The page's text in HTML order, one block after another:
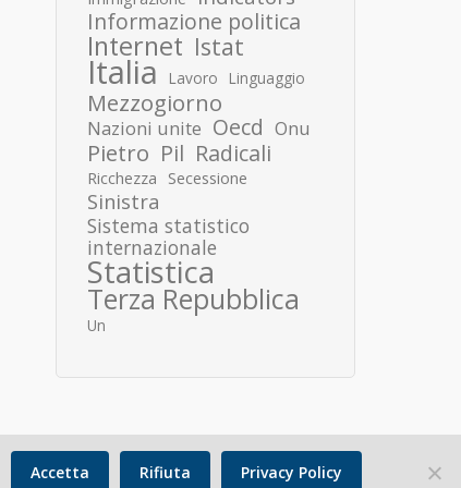
Informazione politica
Internet Istat
Italia Lavoro Linguaggio
Mezzogiorno
Nazioni unite Oecd Onu
Pietro Pil Radicali
Ricchezza Secessione
Sinistra
Sistema statistico
internazionale
Statistica
Terza Repubblica
Un
Copyright © 2026 Donato Speroni |Privacy Policy
Accetta Rifiuta Privacy Policy